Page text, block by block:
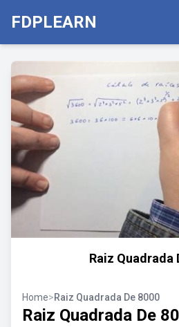
FDPLEARN
Raiz Quadrada
Home>Raiz Quadrada De 8000
Raiz Quadrada De